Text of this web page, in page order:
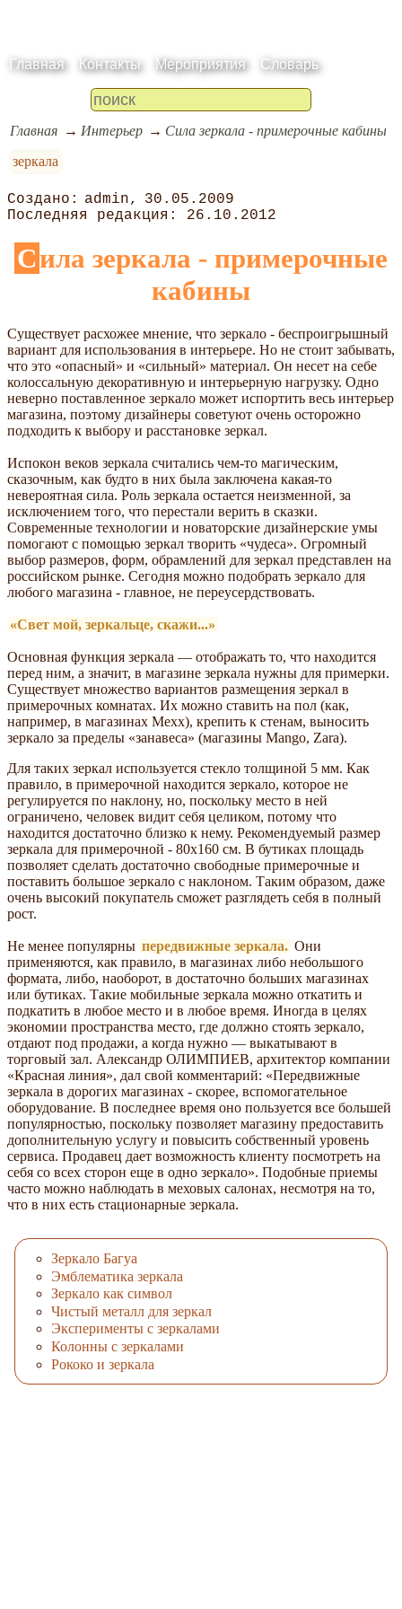
Главная Контакты Мероприятия Словарь
Главная Интерьер
Сила зеркала - примерочные кабины
зеркала
admin
30.05.2009
26.10.2012
Сила зеркала - примерочные
кабины
Существует расхожее мнение, что зеркало - беспроигрышный
вариант для использования в интерьере. Но не стоит забывать,
что это «опасный» и «сильный» материал. Он несет на себе
колоссальную декоративную и интерьерную нагрузку. Одно
неверно поставленное зеркало может испортить весь интерьер
магазина, поэтому дизайнеры советуют очень осторожно
подходить к выбору и расстановке зеркал.
Испокон веков зеркала считались чем-то магическим,
сказочным, как будто в них была заключена какая-то
невероятная сила. Роль зеркала остается неизменной, за
исключением того, что перестали верить в сказки.
Современные технологии и новаторские дизайнерские умы
помогают с помощью зеркал творить «чудеса». Огромный
выбор размеров, форм, обрамлений для зеркал представлен на
российском рынке. Сегодня можно подобрать зеркало для
любого магазина - главное, не переусердствовать.
«Свет мой, зеркальце, скажи...»
Основная функция зеркала — отображать то, что находится
перед ним, а значит, в магазине зеркала нужны для примерки.
Существует множество вариантов размещения зеркал в
примерочных комнатах. Их можно ставить на пол (как,
например, в магазинах Мехх), крепить к стенам, выносить
зеркало за пределы «занавеса» (магазины Mango, Zara).
Для таких зеркал используется стекло толщиной 5 мм. Как
правило, в примерочной находится зеркало, которое не
регулируется по наклону, но, поскольку место в ней
ограничено, человек видит себя целиком, потому что
находится достаточно близко к нему. Рекомендуемый размер
зеркала для примерочной - 80x160 см. В бутиках площадь
позволяет сделать достаточно свободные примерочные и
поставить большое зеркало с наклоном. Таким образом, даже
очень высокий покупатель сможет разглядеть себя в полный
рост.
Не менее популярны передвижные зеркала. Они
применяются, как правило, в магазинах либо небольшого
формата, либо, наоборот, в достаточно больших магазинах
или бутиках. Такие мобильные зеркала можно откатить и
подкатить в любое место и в любое время. Иногда в целях
экономии пространства место, где должно стоять зеркало,
отдают под продажи, а когда нужно — выкатывают в
торговый зал. Александр ОЛИМПИЕВ, архитектор компании
«Красная линия», дал свой комментарий: «Передвижные
зеркала в дорогих магазинах - скорее, вспомогательное
оборудование. В последнее время оно пользуется все большей
популярностью, поскольку позволяет магазину предоставить
дополнительную услугу и повысить собственный уровень
сервиса. Продавец дает возможность клиенту посмотреть на
себя со всех сторон еще в одно зеркало». Подобные приемы
часто можно наблюдать в меховых салонах, несмотря на то,
что в них есть стационарные зеркала.
Зеркало Багуа
Эмблематика зеркала
Зеркало как символ
Чистый металл для зеркал
Эксперименты с зеркалами
Колонны с зеркалами
Рококо и зеркала